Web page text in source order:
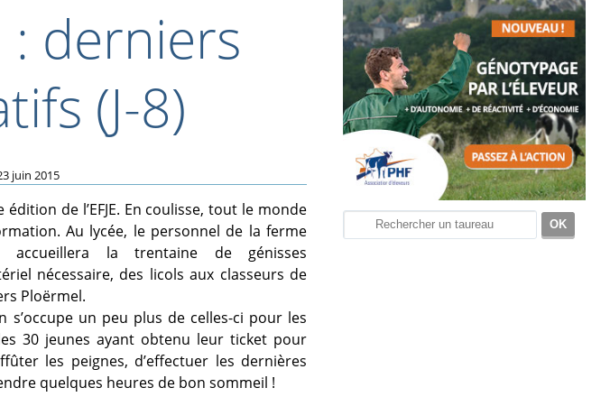
: derniers
(J-8)
juin 2015
de l’EFJE. En coulisse, tout le monde
Au lycée, le personnel de la ferme
la trentaine de génisses
nécessaire, des licols aux classeurs de
Ploërmel.
s’occupe un peu plus de celles-ci pour les
30 jeunes ayant obtenu leur ticket pour
les peignes, d’effectuer les dernières
quelques heures de bon sommeil !